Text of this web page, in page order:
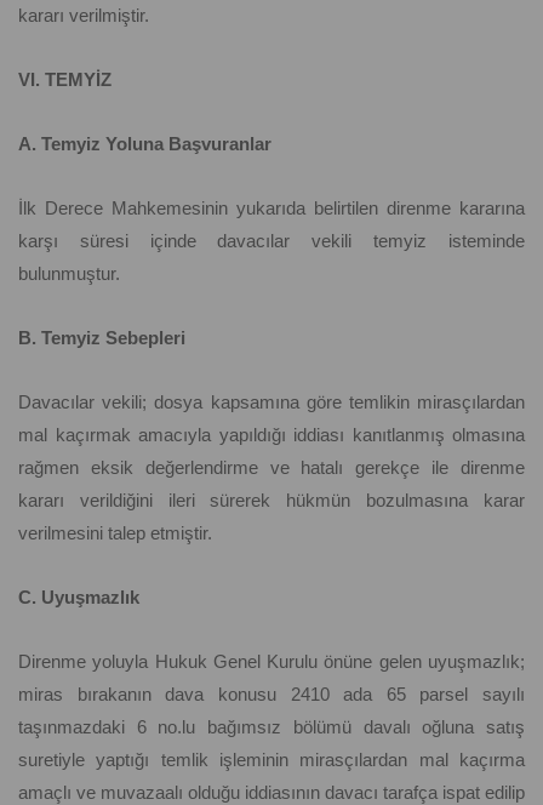
kararı verilmiştir.
VI. TEMYİZ
A. Temyiz Yoluna Başvuranlar
İlk Derece Mahkemesinin yukarıda belirtilen direnme kararına
karşı süresi içinde davacılar vekili temyiz isteminde
bulunmuştur.
B. Temyiz Sebepleri
Davacılar vekili; dosya kapsamına göre temlikin mirasçılardan
mal kaçırmak amacıyla yapıldığı iddiası kanıtlanmış olmasına
rağmen eksik değerlendirme ve hatalı gerekçe ile direnme
kararı verildiğini ileri sürerek hükmün bozulmasına karar
verilmesini talep etmiştir.
C. Uyuşmazlık
Direnme yoluyla Hukuk Genel Kurulu önüne gelen uyuşmazlık;
miras bırakanın dava konusu 2410 ada 65 parsel sayılı
taşınmazdaki 6 no.lu bağımsız bölümü davalı oğluna satış
suretiyle yaptığı temlik işleminin mirasçılardan mal kaçırma
amaçlı ve muvazaalı olduğu iddiasının davacı tarafça ispat edilip